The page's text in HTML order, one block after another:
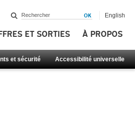
ET SORTIES À PROPOS
et sécurité Accessibilité universelle
English